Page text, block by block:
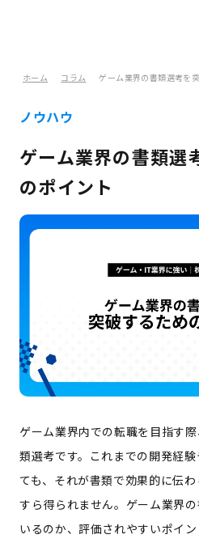
ホーム コラム ゲーム業界の書類選考を
ノウハウ
ゲーム業界の書類選
のポイント
ゲーム業界内での転職を目指す
類選考です。これまでの開発経
ても、それが書類で効果的に伝
すら得られません。ゲーム業界
いるのか、評価されやすいポイ